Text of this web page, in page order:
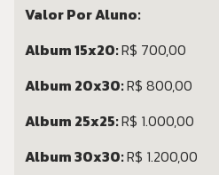
Valor Por Aluno:
Album 15x20:R$ 700,00
Album 20x30:R$ 800,00
Album 25x25:R$ 1.000,00
Album 30x30:R$ 1.200,00